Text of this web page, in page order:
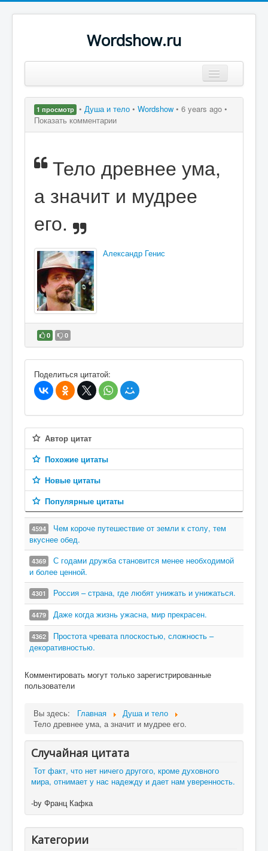
Wordshow.ru
Популярные цитаты
Поиск
1 просмотр • Душа и тело • Wordshow • 6 years ago •
Показать комментарии
Тело древнее ума,
а значит и мудрее
его.
Александр Генис
0 0
В избранное
Поделиться цитатой:
Автор цитат
Похожие цитаты
Новые цитаты
Популярные цитаты
4594
Чем короче путешествие от земли к столу, тем
вкуснее обед.
4369
С годами дружба становится менее необходимой
и более ценной.
4301 Россия – страна, где любят унижать и унижаться.
4479 Даже когда жизнь ужасна, мир прекрасен.
4362
Простота чревата плоскостью, сложность –
декоративностью.
Комментировать могут только зарегистрированные
пользователи
Вы здесь: Главная
Душа и тело
Тело древнее ума, а значит и мудрее его.
Случайная цитата
Тот факт, что нет ничего другого, кроме духовного
мира, отнимает у нас надежду и дает нам уверенность.
-by Франц Кафка
Категории